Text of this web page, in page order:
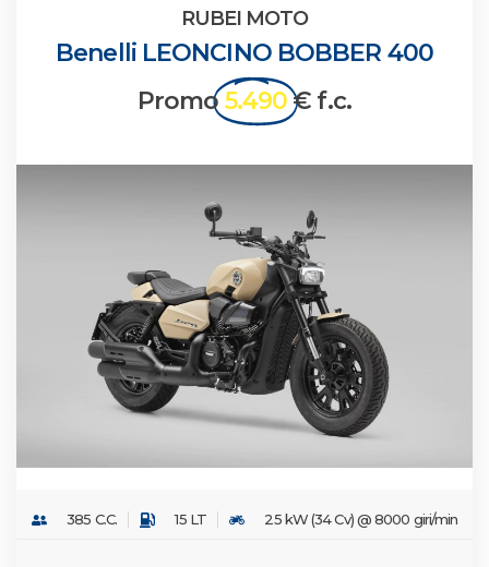
RUBEI MOTO
Benelli LEONCINO BOBBER 400
Promo5.490€ f.c.
385 C.C. 15 LT 25 kW (34 Cv) @ 8000 giri/min